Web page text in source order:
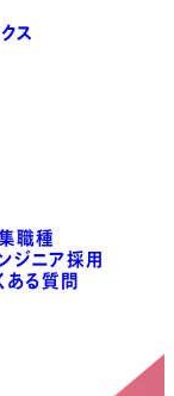
ス
職種
ジニア採用
ある質問